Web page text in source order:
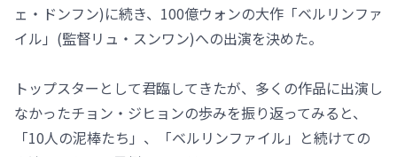
ェ・ドンフン)に続き、100億ウォンの大作「ベルリンファ
イル」(監督リュ・スンワン)への出演を決めた。
トップスターとして君臨してきたが、多くの作品に出演し
なかったチョン・ジヒョンの歩みを振り返ってみると、
「10人の泥棒たち」、「ベルリンファイル」と続けての